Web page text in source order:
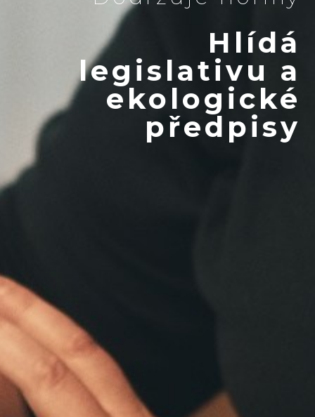
Hlídá
legislativu a
ekologické
předpisy